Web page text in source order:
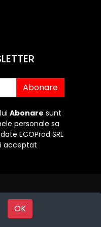
OK
Abonare
Abonare sunt
personale sa
ECOProd SRL
acceptat
by